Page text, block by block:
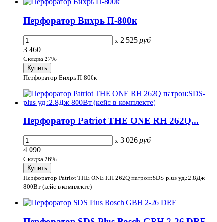
Перфоратор Вихрь П-800к
x 2 525 руб
3 460
Скидка 27%
Перфоратор Вихрь П-800к
Перфоратор Patriot THE ONE RH 262Q...
x 3 026 руб
4 090
Скидка 26%
Перфоратор Patriot THE ONE RH 262Q патрон:SDS-plus уд.:2.8Дж
800Вт (кейс в комплекте)